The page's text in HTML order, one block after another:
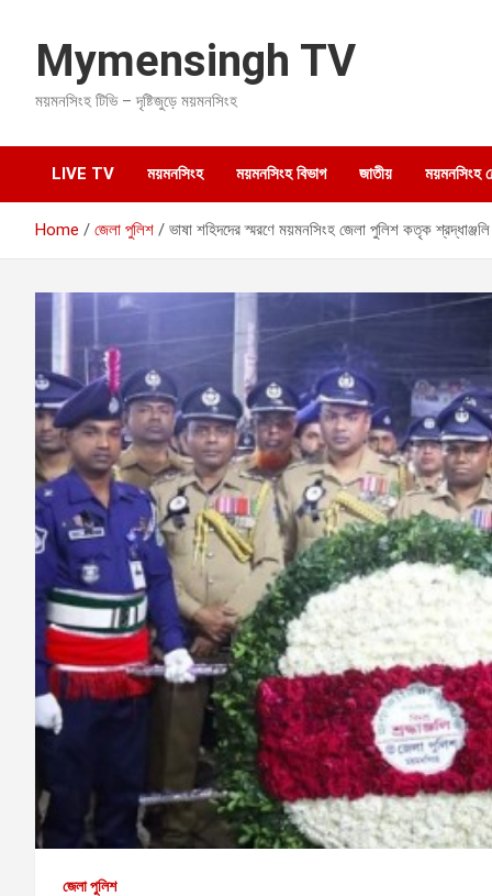
c
n
Mymensingh TV
ময়মনসিংহ টিভি – দৃষ্টিজুড়ে ময়মনসিংহ
LIVE TV ময়মনসিংহ ময়মনসিংহ বিভাগ জাতীয় ময়মনসিংহ
Home জেলা পুলিশ ভাষা শহিদদের স্মরণে ময়মনসিংহ জেলা পুলিশ কতৃক
জেলা পুলিশ